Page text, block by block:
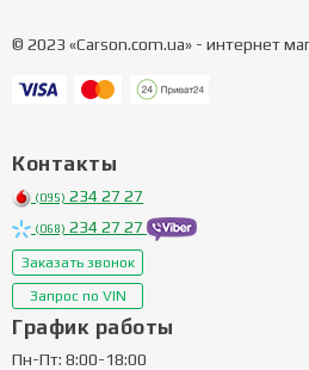
© 2023 «Carson.com.ua» - интернет
Контакты
(095) 234 27 27
(068) 234 27 27
Заказать звонок
Запрос по VIN
График работы
Пн-Пт: 8:00-18:00